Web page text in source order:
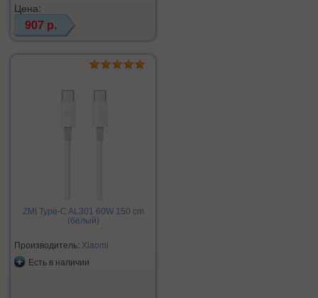
Цена:
907 р.
ZMI Type-C AL301 60W 150 cm
(белый)
Производитель: Xiaomi
Есть в наличии